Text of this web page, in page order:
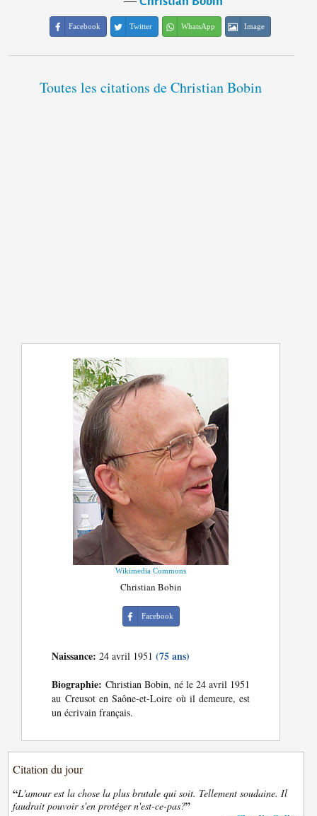
Facebook Twitter WhatsApp Image
Toutes les citations de Christian Bobin
Wikimedia Commons
Christian Bobin
Facebook
Naissance: 24 avril 1951(75 ans)
Biographie: Christian Bobin, né le 24 avril 1951
au Creusot en Saône-et-Loire où il demeure, est
un écrivain français.
Citation du jour
“L'amour est la chose la plus brutale qui soit. Tellement soudaine. Il
faudrait pouvoir s'en protéger n'est-ce-pas?”